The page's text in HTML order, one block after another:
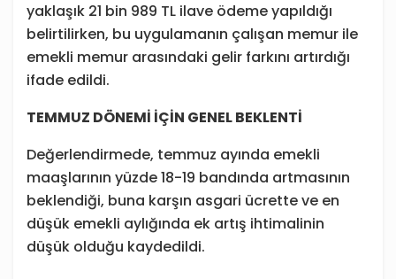
yaklaşık 21 bin 989 TL ilave ödeme yapıldığı
belirtilirken, bu uygulamanın çalışan memur ile
emekli memur arasındaki gelir farkını artırdığı
ifade edildi.
TEMMUZ DÖNEMİ İÇİN GENEL BEKLENTİ
Değerlendirmede, temmuz ayında emekli
maaşlarının yüzde 18-19 bandında artmasının
beklendiği, buna karşın asgari ücrette ve en
düşük emekli aylığında ek artış ihtimalinin
düşük olduğu kaydedildi.